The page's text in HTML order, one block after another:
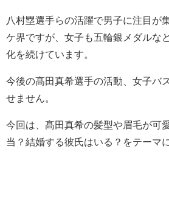
八村塁選手らの活躍で男子に注目が
ケ界ですが、女子も五輪銀メダルな
化を続けています。
今後の髙田真希選手の活動、女子バ
せません。
今回は、髙田真希の髪型や眉毛が可
当？結婚する彼氏はいる？をテーマ